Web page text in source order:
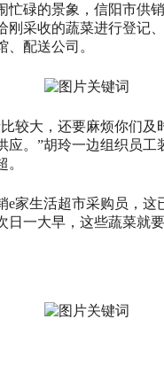
忙碌的景象，信阳市供
刚采收的蔬菜进行登记
、配送公司。
较大，还要麻烦你们及
应。”胡玲一边组织员工
e家生活超市采购员，这
日一大早，这些蔬菜就